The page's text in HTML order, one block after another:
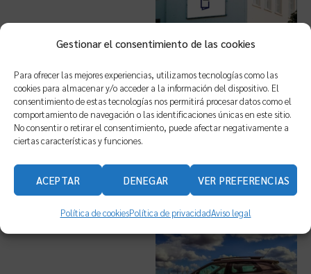
Gestionar el consentimiento de las cookies
Para ofrecer las mejores experiencias, utilizamos tecnologías como las
cookies para almacenar y/o acceder a la información del dispositivo. El
consentimiento de estas tecnologías nos permitirá procesar datos como el
comportamiento de navegación o las identificaciones únicas en este sitio.
No consentir o retirar el consentimiento, puede afectar negativamente a
ciertas características y funciones.
ACEPTAR DENEGAR VER PREFERENCIAS
Política de cookiesPolítica de privacidadAviso legal
colocación de una
lona publicitaria
Valorado
150,00€ IVA incl.